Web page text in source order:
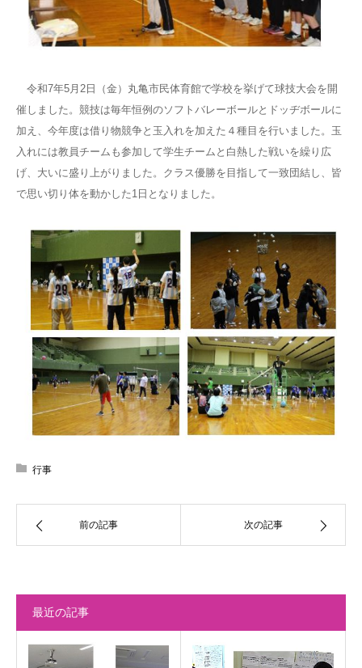
令和7年5月2日（金）丸亀市民体育館で学校を挙げて球技大会を開
催しました。競技は毎年恒例のソフトバレーボールとドッヂボールに
加え、今年度は借り物競争と玉入れを加えた４種目を行いました。玉
入れには教員チームも参加して学生チームと白熱した戦いを繰り広
げ、大いに盛り上がりました。クラス優勝を目指して一致団結し、皆
で思い切り体を動かした1日となりました。
行事
前の記事 次の記事
最近の記事